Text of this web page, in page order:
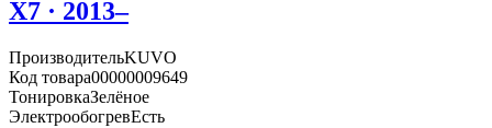
X7 · 2013–
ПроизводительKUVO
Код товара00000009649
ТонировкаЗелёное
ЭлектрообогревЕсть